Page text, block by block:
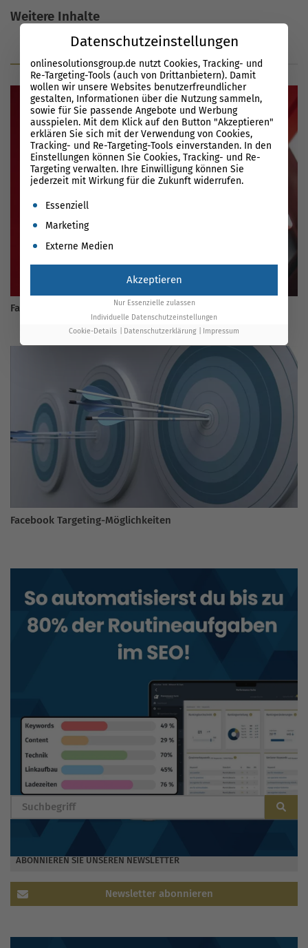
Weitere Inhalte
Facebook: Die richtige Zielgruppe erreichen
Facebook Targeting-Möglichkeiten
BLOG DURCHSUCHEN
ABONNIEREN SIE UNSEREN NEWSLETTER
Newsletter abonnieren
Datenschutzeinstellungen
onlinesolutionsgroup.de nutzt Cookies, Tracking- und
Re-Targeting-Tools (auch von Drittanbietern). Damit
wollen wir unsere Websites benutzerfreundlicher
gestalten, Informationen über die Nutzung sammeln,
sowie für Sie passende Angebote und Werbung
ausspielen. Mit dem Klick auf den Button "Akzeptieren"
erklären Sie sich mit der Verwendung von Cookies,
Tracking- und Re-Targeting-Tools einverstanden. In den
Einstellungen können Sie Cookies, Tracking- und Re-
Targeting verwalten. Ihre Einwilligung können Sie
jederzeit mit Wirkung für die Zukunft widerrufen.
Es folgt eine Liste der Service-Gruppen, für die eine
Essenziell
Marketing
Externe Medien
Akzeptieren
Nur Essenzielle zulassen
Individuelle Datenschutzeinstellungen
Cookie-Details
Datenschutzerklärung Impressum